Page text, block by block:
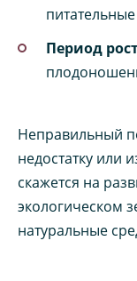
Период
Неправильный
недостатку или
скажется на
экологическом
натуральные